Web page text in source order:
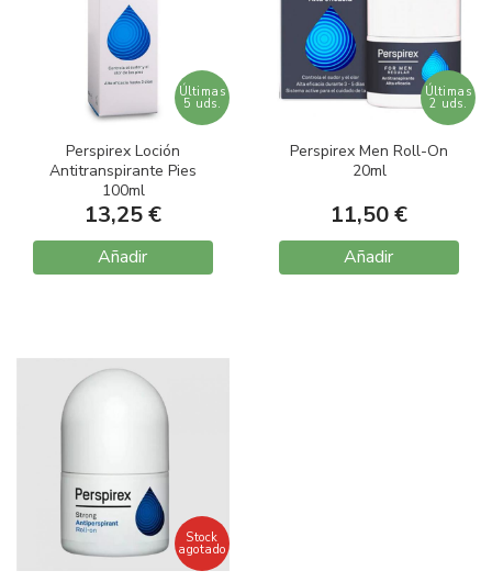
Últimas
5 uds.
Perspirex Loción
Antitranspirante Pies
100ml
13,25 €
Añadir
Últimas
2 uds.
Perspirex Men Roll-On
20ml
11,50 €
Añadir
Stock
agotado